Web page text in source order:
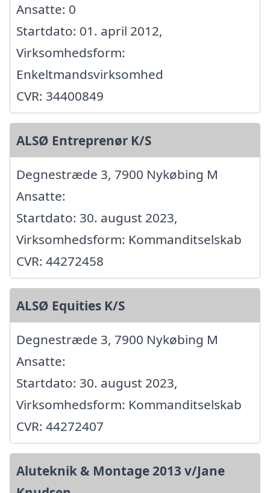
Ansatte: 0
Startdato: 01. april 2012,
Virksomhedsform:
Enkeltmandsvirksomhed
CVR: 34400849
ALSØ Entreprenør K/S
Degnestræde 3, 7900 Nykøbing M
Ansatte:
Startdato: 30. august 2023,
Virksomhedsform: Kommanditselskab
CVR: 44272458
ALSØ Equities K/S
Degnestræde 3, 7900 Nykøbing M
Ansatte:
Startdato: 30. august 2023,
Virksomhedsform: Kommanditselskab
CVR: 44272407
Aluteknik & Montage 2013 v/Jane